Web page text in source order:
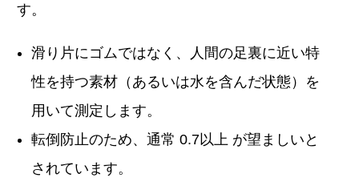
す。
滑り片にゴムではなく、人間の足裏に近い特
性を持つ素材（あるいは水を含んだ状態）を
用いて測定します。
転倒防止のため、通常 0.7以上 が望ましいと
されています。